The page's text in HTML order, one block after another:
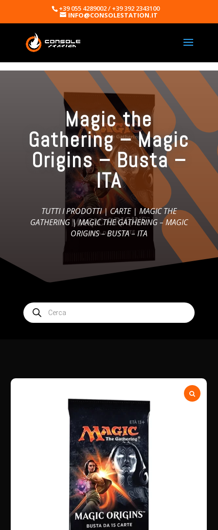
+39 055 4289002 / +39 392 2343100
INFO@CONSOLESTATION.IT
Magic the
Gathering – Magic
Origins – Busta –
ITA
TUTTI I PRODOTTI|CARTE| MAGIC THE
GATHERING| MAGIC THE GATHERING – MAGIC
ORIGINS – BUSTA – ITA
Products
search